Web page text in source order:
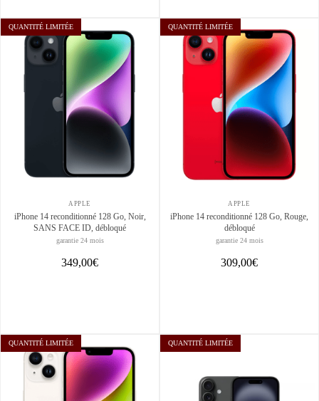
QUANTITÉ LIMITÉE
APPLE
iPhone 14 reconditionné 128 Go, Noir,
SANS FACE ID, débloqué
garantie 24 mois
349,00€
QUANTITÉ LIMITÉE
APPLE
iPhone 14 reconditionné 128 Go, Rouge,
débloqué
garantie 24 mois
309,00€
QUANTITÉ LIMITÉE QUANTITÉ LIMITÉE